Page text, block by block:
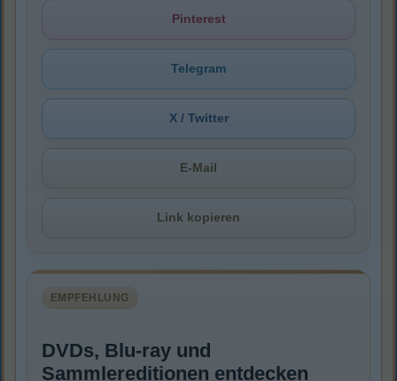
Pinterest
Telegram
X / Twitter
E-Mail
Link kopieren
EMPFEHLUNG
DVDs, Blu-ray und
Sammlereditionen entdecken